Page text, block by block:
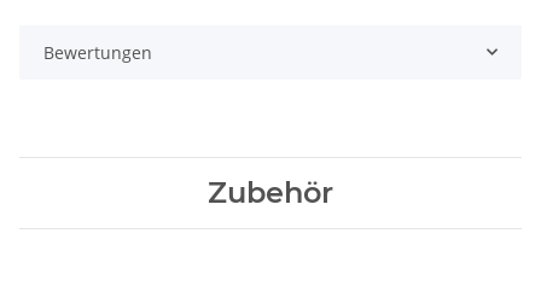
Bewertungen
Zubehör